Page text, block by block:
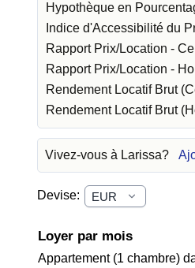
Hypothèque en
Indice d'Accessibilité du
Rapport Prix/Location -
Rapport Prix/Location -
Rendement Locatif Brut
Rendement Locatif Brut
Vivez-vous à Larissa?
Devise:
Loyer par mois
Appartement (1 chambre)